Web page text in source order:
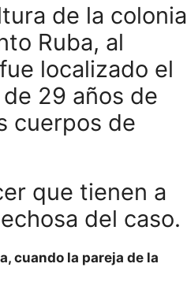
de la colonia
Ruba, al
localizado el
29 años de
cuerpos de
que tienen a
del caso.
cuando la pareja de la